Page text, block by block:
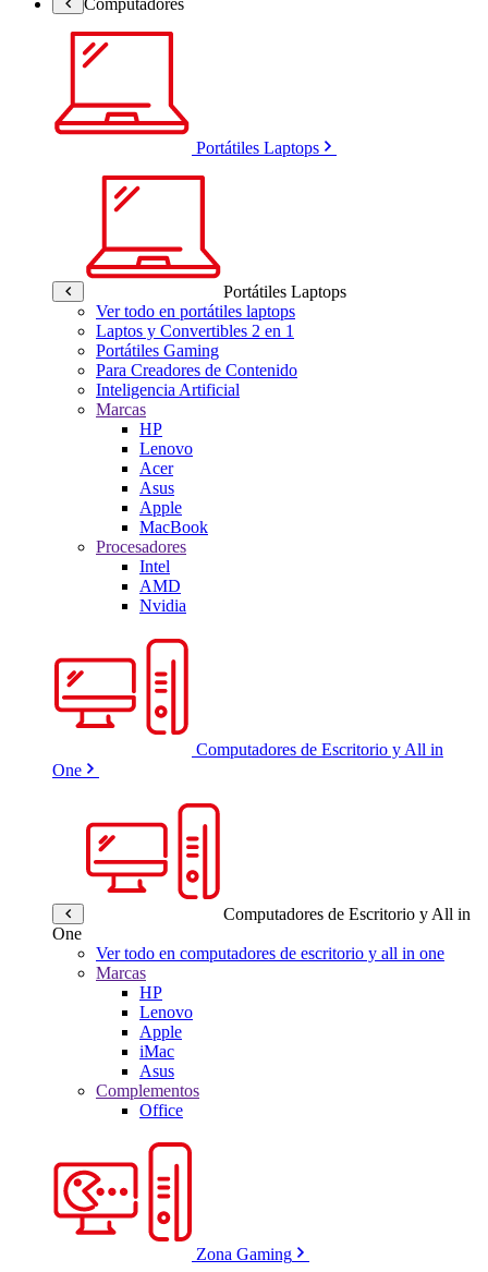
Portátiles Laptops
Portátiles Laptops
Ver todo en portátiles laptops
Laptos y Convertibles 2 en 1
Portátiles Gaming
Para Creadores de Contenido
Inteligencia Artificial
Marcas
HP
Lenovo
Acer
Asus
Apple
MacBook
Procesadores
Intel
AMD
Nvidia
Computadores de Escritorio y All in
One
Computadores de Escritorio y All in
One
Ver todo en computadores de escritorio y all in one
Marcas
HP
Lenovo
Apple
iMac
Asus
Complementos
Office
Zona Gaming